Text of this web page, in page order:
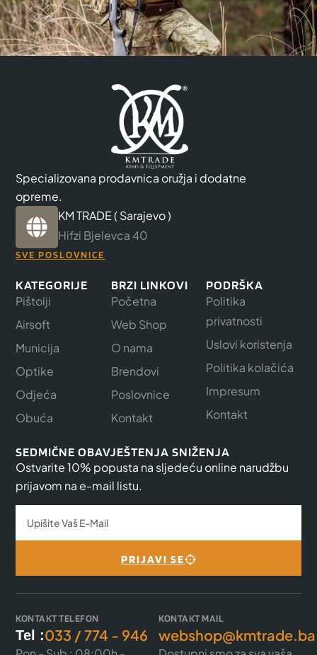
Specializovana prodavnica oružja i dodatne
opreme.
KM TRADE ( Sarajevo )
Hifzi Bjelevca 40
SVE POSLOVNICE
KATEGORIJE
Pištolji
Airsoft
Municija
Optike
Odjeća
Obuća
BRZI LINKOVI
Početna
Web Shop
O nama
Brendovi
Poslovnice
Kontakt
PODRŠKA
Politika
privatnosti
Uslovi koristenja
Politika kolačića
Impresum
Kontakt
SEDMIČNE OBAVJEŠTENJA SNIŽENJA
Ostvarite 10% popusta na sljedeću online narudžbu
prijavom na e-mail listu.
PRIJAVI SE
KONTAKT TELEFON
Tel :033 / 774 - 946
KONTAKT MAIL
webshop@kmtrade.ba